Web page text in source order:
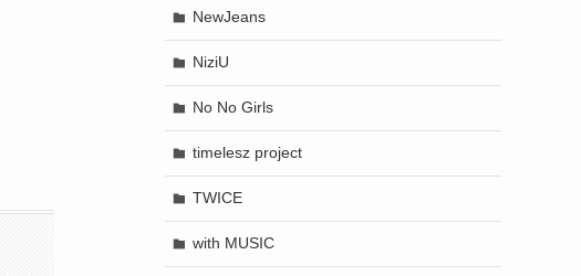
NewJeans
NiziU
No No Girls
timelesz project
TWICE
with MUSIC